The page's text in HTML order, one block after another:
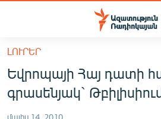
Մատչելիության
հիմնական
բովանդակությանը
հիմնական
մենյուին
ՀԱՅԱՍՏԱՆ
ՔԱՂԱՔԱԿԱՆ
ԼՈՒՐԵՐ
Եվրոպայի Հայ դատի
գրասենյակ`
մայիս 14, 2010